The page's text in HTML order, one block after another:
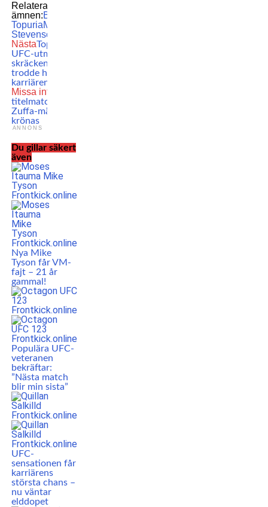
Relaterade
ämnen:Boxning
TopuriaMMA
Stevenson
NästaTopprankade
UFC-utmanaren om
skräcken: Därför
trodde han att
karriären var över
Missa inte
titelmatch: Första
Zuffa-mästaren ska
krönas
ANNONS
Du gillar säkert
även
Nya Mike
Tyson får VM-
fajt – 21 år
gammal!
Populära UFC-
veteranen
bekräftar:
”Nästa match
blir min sista”
UFC-
sensationen får
karriärens
största chans –
nu väntar
elddopet